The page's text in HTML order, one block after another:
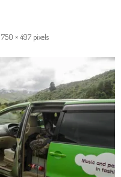
750 × 497pixels